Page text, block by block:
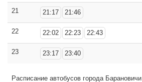
21 21:17 21:46
22 22:02 22:23 22:43
23 23:17 23:40
Расписание автобусов города Барановичи